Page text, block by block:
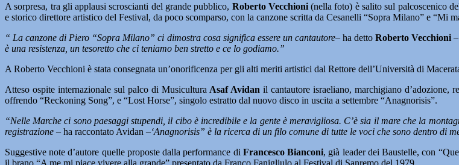
A sorpresa, tra gli applausi scroscianti del grande pubblico, Roberto Vecchioni(nella foto) è salito sul palcoscenico
e storico direttore artistico del Festival, da poco scomparso, con la canzone scritta da Cesanelli “Sopra Milano” e “Mi
“ La canzone di Piero “Sopra Milano” ci dimostra cosa significa essere un cantautore– ha detto Roberto Vecchioni –
è una resistenza, un tesoretto che ci teniamo ben stretto e ce lo godiamo.”
A Roberto Vecchioni è stata consegnata un’onorificenza per gli alti meriti artistici dal Rettore dell’Università di
Atteso ospite internazionale sul palco di Musicultura Asaf Avidan il cantautore israeliano, marchigiano d’adozione,
offrendo “Reckoning Song”, e “Lost Horse”, singolo estratto dal nuovo disco in uscita a settembre “Anagnorisis”.
“Nelle Marche ci sono paesaggi stupendi, il cibo è incredibile e la gente è meravigliosa. C’è sia il mare che la
registrazione – ha raccontato Avidan –‘Anagnorisis” è la ricerca di un filo comune di tutte le voci che sono dentro di
Suggestive note d’autore quelle proposte dalla performance di Francesco Bianconi, già leader dei Baustelle, con
il brano “A me mi piace vivere alla grande” presentato da Franco Fanigliulo al Festival di Sanremo del 1979.